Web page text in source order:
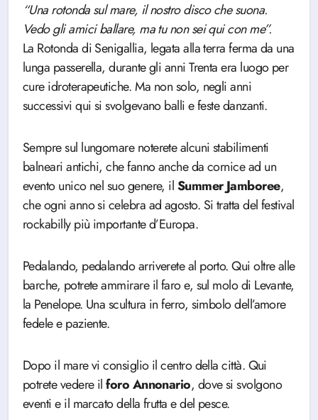
“Una rotonda sul mare, il nostro disco che suona.
Vedo gli amici ballare, ma tu non sei qui con me”.
La Rotonda di Senigallia, legata alla terra ferma da una
lunga passerella, durante gli anni Trenta era luogo per
cure idroterapeutiche. Ma non solo, negli anni
successivi qui si svolgevano balli e feste danzanti.
Sempre sul lungomare noterete alcuni stabilimenti
balneari antichi, che fanno anche da cornice ad un
evento unico nel suo genere, ilSummer Jamboree,
che ogni anno si celebra ad agosto. Si tratta del festival
rockabilly più importante d’Europa.
Pedalando, pedalando arriverete al porto. Qui oltre alle
barche, potrete ammirare il faro e, sul molo di Levante,
la Penelope. Una scultura in ferro, simbolo dell’amore
fedele e paziente.
Dopo il mare vi consiglio il centro della città. Qui
potrete vedere ilforo Annonario, dove si svolgono
eventi e il marcato della frutta e del pesce.